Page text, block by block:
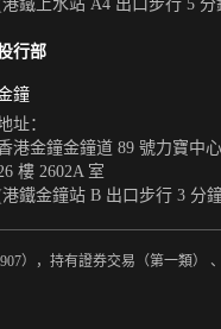
鐵上水站 A4 出口步行 5 分
行部
鐘
址：
港金鐘金鐘道 89 號力寶中
樓 2602A 室
鐵金鐘站 B 出口步行 3 分
），持有證券交易（第一類